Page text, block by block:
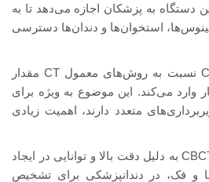
دستگاه به پزشکان اجازه می‌دهد تا به
استخوان‌ها و دندان‌ها دسترسی
: CBCT نسبت به روش‌های معمول CT مقدار
وارد می‌کند. این موضوع به ویژه برای
متعدد دارند، اهمیت زیادی
: CBCT به دلیل دقت بالا و توانایی در ایجاد
و فک، در دندانپزشکی برای تشخیص